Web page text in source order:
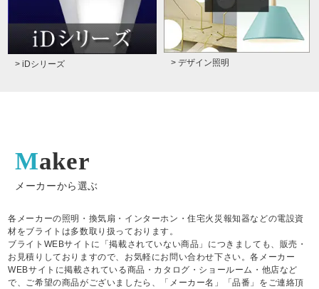
> iDシリーズ > デザイン照明
Maker
メーカーから選ぶ
各メーカーの照明・換気扇・インターホン・住宅火災報知器などの電設資
材をブライトは多数取り扱っております。
ブライトWEBサイトに「掲載されていない商品」につきましても、販売・
お見積りしておりますので、お気軽にお問い合わせ下さい。各メーカー
WEBサイトに掲載されている商品・カタログ・ショールーム・他店など
で、ご希望の商品がございましたら、「メーカー名」「品番」をご連絡頂